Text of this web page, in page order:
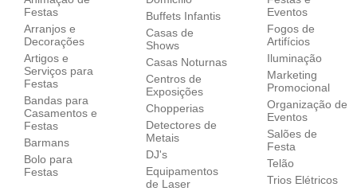
Festas
Arranjos e
Decorações
Artigos e
Serviços para
Festas
Bandas para
Casamentos e
Festas
Barmans
Bolo para
Festas
Buffets Infantis
Casas de
Shows
Casas Noturnas
Centros de
Exposições
Chopperias
Detectores de
Metais
DJ's
Equipamentos
de Laser
Eventos
Fogos de
Artifícios
Iluminação
Marketing
Promocional
Organização de
Eventos
Salões de
Festa
Telão
Trios Elétricos